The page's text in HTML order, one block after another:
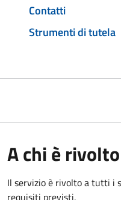
Contatti
Strumenti di tutela
A chi è rivolto
Il servizio è rivolto a tutti i
requisiti previsti.